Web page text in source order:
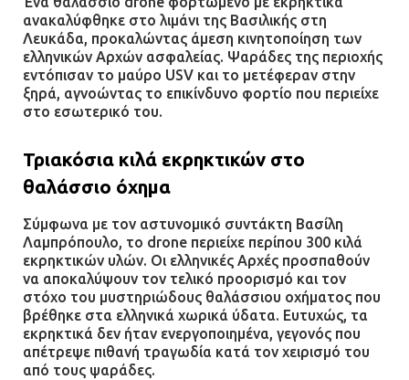
21.07.2026 | 13:12
Βριλήσσια: Αυτοκίνητο έσπασε
τζαμαρία και μπήκε μέσα σε μαγαζί
Η Οινόη αποκτά μια νέα, σύγχρονη
και ασφαλή παιδική χαρά
13.07.2026 | 21:21
Τηλεφωνικές απάτες με λεία
130.000 ευρώ στην Αττική
13.07.2026 | 20:44
ανακαλύφθηκε στο λιμάνι της Βασιλικής στη
Λευκάδα, προκαλώντας άμεση κινητοποίηση των
ελληνικών Αρχών ασφαλείας. Ψαράδες της περιοχής
εντόπισαν το μαύρο USV και το μετέφεραν στην
ξηρά, αγνοώντας το επικίνδυνο φορτίο που περιείχε
στο εσωτερικό του.
Τριακόσια κιλά εκρηκτικών στο
θαλάσσιο όχημα
Σύμφωνα με τον αστυνομικό συντάκτη Βασίλη
Λαμπρόπουλο, το drone περιείχε περίπου 300 κιλά
εκρηκτικών υλών. Οι ελληνικές Αρχές προσπαθούν
να αποκαλύψουν τον τελικό προορισμό και τον
στόχο του μυστηριώδους θαλάσσιου οχήματος που
βρέθηκε στα ελληνικά χωρικά ύδατα. Ευτυχώς, τα
εκρηκτικά δεν ήταν ενεργοποιημένα, γεγονός που
απέτρεψε πιθανή τραγωδία κατά τον χειρισμό του
από τους ψαράδες.